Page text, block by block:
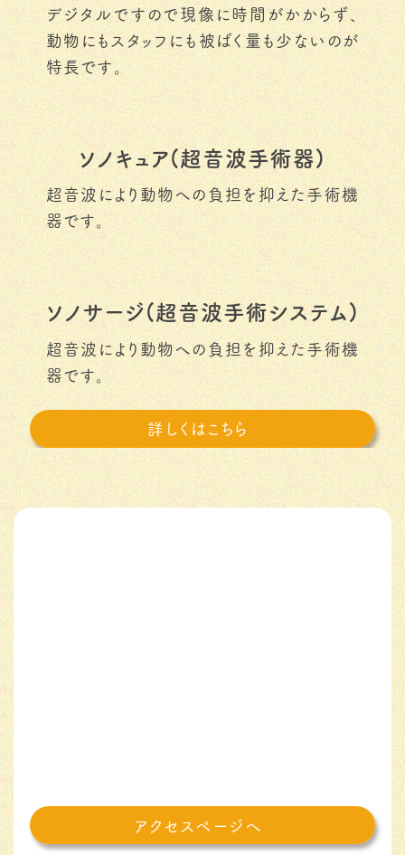
デジタルですので現像に時間がかからず、
動物にもスタッフにも被ばく量も少ないのが
特長です。
ソノキュア(超音波手術器)
超音波により動物への負担を抑えた手術機
器です。
ソノサージ(超音波手術システム)
超音波により動物への負担を抑えた手術機
器です。
詳しくはこちら
アクセスページへ